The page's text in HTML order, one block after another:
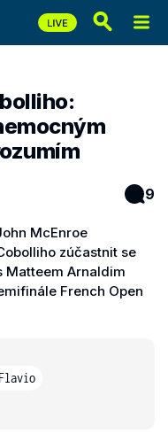
9
McEnroe
zúčastnit se
Matteem Arnaldim
French Open